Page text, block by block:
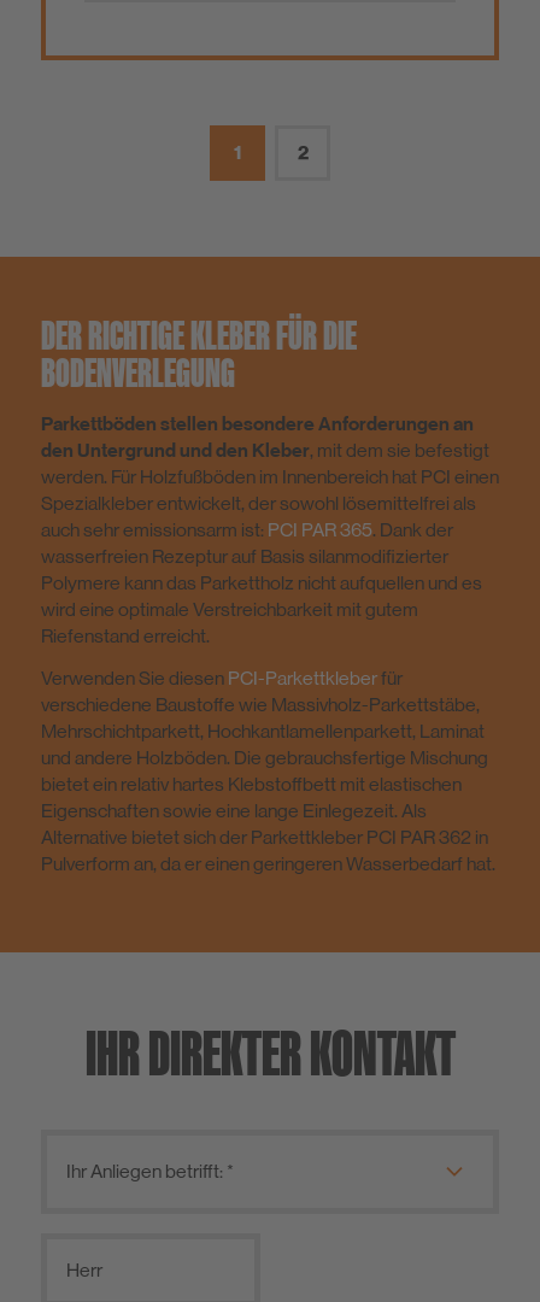
1 2
DER RICHTIGE KLEBER FÜR DIE
BODENVERLEGUNG
Parkettböden stellen besondere Anforderungen an
den Untergrund und den Kleber, mit dem sie befestigt
werden. Für Holzfußböden im Innenbereich hat PCI einen
Spezialkleber entwickelt, der sowohl lösemittelfrei als
auch sehr emissionsarm ist: PCI PAR 365. Dank der
wasserfreien Rezeptur auf Basis silanmodifizierter
Polymere kann das Parkettholz nicht aufquellen und es
wird eine optimale Verstreichbarkeit mit gutem
Riefenstand erreicht.
Verwenden Sie diesen PCI-Parkettkleberfür
verschiedene Baustoffe wie Massivholz-Parkettstäbe,
Mehrschichtparkett, Hochkantlamellenparkett, Laminat
und andere Holzböden. Die gebrauchsfertige Mischung
bietet ein relativ hartes Klebstoffbett mit elastischen
Eigenschaften sowie eine lange Einlegezeit. Als
Alternative bietet sich der Parkettkleber PCI PAR 362 in
Pulverform an, da er einen geringeren Wasserbedarf hat.
IHR DIREKTER KONTAKT
Herr